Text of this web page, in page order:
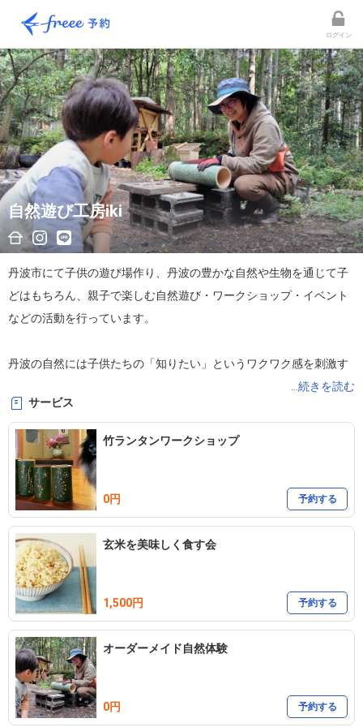
ログイン
自然遊び工房iki
丹波市にて子供の遊び場作り、丹波の豊かな自然や生物を通じて子
どはもちろん、親子で楽しむ自然遊び・ワークショップ・イベント
などの活動を行っています。
丹波の自然には子供たちの「知りたい」というワクワク感を刺激す
年間1000名以上の自然体験をサポート！
おがちゃんと一緒に自然を遊びつくしましょう！
...続きを読む
サービス
竹ランタンワークショップ
0円 予約する
玄米を美味しく食す会
1,500円 予約する
オーダーメイド自然体験
0円 予約する